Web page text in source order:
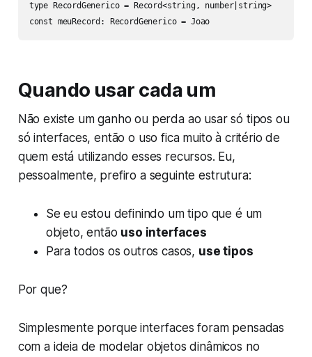
type RecordGenerico = Record<string, number|string>
const meuRecord: RecordGenerico = Joao
Quando usar cada um
Não existe um ganho ou perda ao usar só tipos ou
só interfaces, então o uso fica muito à critério de
quem está utilizando esses recursos. Eu,
pessoalmente, prefiro a seguinte estrutura:
Se eu estou definindo um tipo que é um
objeto, então uso interfaces
Para todos os outros casos, use tipos
Por que?
Simplesmente porque interfaces foram pensadas
com a ideia de modelar objetos dinâmicos no